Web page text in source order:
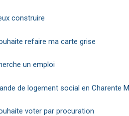
construire
refaire ma carte grise
un emploi
de logement social en Charente
voter par procuration